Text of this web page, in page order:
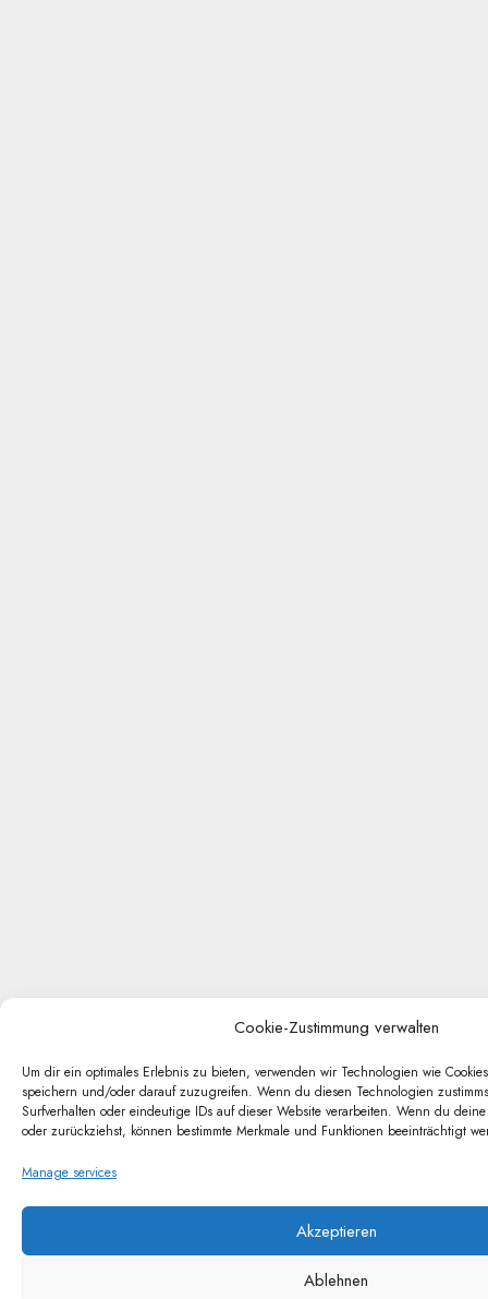
Cookie-Zustimmung verwalten
Um dir ein optimales Erlebnis zu bieten, verwenden wir Technologien wie
speichern und/oder darauf zuzugreifen. Wenn du diesen Technologien
Surfverhalten oder eindeutige IDs auf dieser Website verarbeiten. Wenn du
oder zurückziehst, können bestimmte Merkmale und Funktionen beeinträchtigt
Manage services
Akzeptieren
Ablehnen